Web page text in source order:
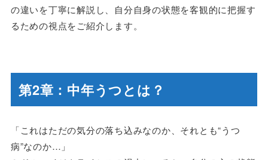
の違いを丁寧に解説し、自分自身の状態を客観的に把握す
るための視点をご紹介します。
第2章：中年うつとは？
「これはただの気分の落ち込みなのか、それとも“うつ
病”なのか…」